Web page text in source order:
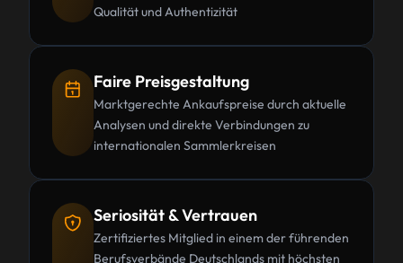
Qualität und Authentizität
Faire Preisgestaltung
Marktgerechte Ankaufspreise durch aktuelle
Analysen und direkte Verbindungen zu
internationalen Sammlerkreisen
Seriosität & Vertrauen
Zertifiziertes Mitglied in einem der führenden
Berufsverbände Deutschlands mit höchsten